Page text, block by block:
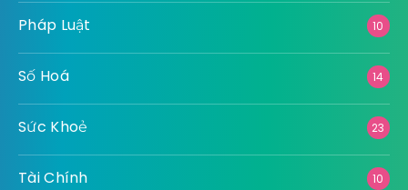
Pháp Luật 10
Số Hoá 14
Sức Khoẻ 23
Tài Chính 10